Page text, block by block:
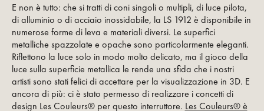
E non è tutto: che si tratti di coni singoli o multipli, di luce pilota,
di alluminio o di acciaio inossidabile, la LS 1912 è disponibile in
numerose forme di leva e materiali diversi. Le superfici
metalliche spazzolate e opache sono particolarmente eleganti.
Riflettono la luce solo in modo molto delicato, ma il gioco della
luce sulla superficie metallica le rende una sfida che i nostri
artisti sono stati felici di accettare per la visualizzazione in 3D. E
ancora di più: ci è stato permesso di realizzare i concetti di
design Les Couleurs® per questo interruttore. Les Couleurs® è